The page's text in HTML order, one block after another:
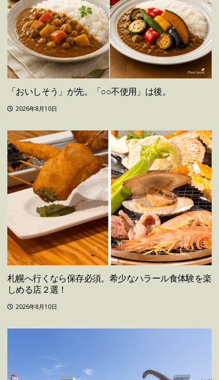
「おいしそう」が先。「○○不使用」は後。
2026年8月10日
札幌へ行くなら保存必須。希少なハラール食体験を楽
しめる店２選！
2026年8月10日